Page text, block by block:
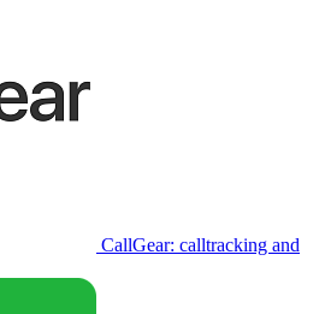
CallGear: calltracking and